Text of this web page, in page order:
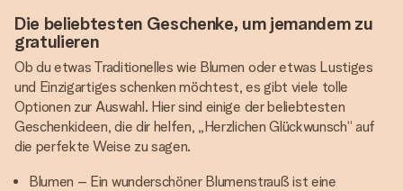
Die beliebtesten Geschenke, um jemandem zu
gratulieren
Ob du etwas Traditionelles wie Blumen oder etwas Lustiges
und Einzigartiges schenken möchtest, es gibt viele tolle
Optionen zur Auswahl. Hier sind einige der beliebtesten
Geschenkideen, die dir helfen, „Herzlichen Glückwunsch“ auf
die perfekte Weise zu sagen.
Blumen – Ein wunderschöner Blumenstrauß ist eine